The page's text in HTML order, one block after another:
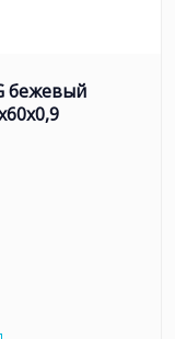
бежевый